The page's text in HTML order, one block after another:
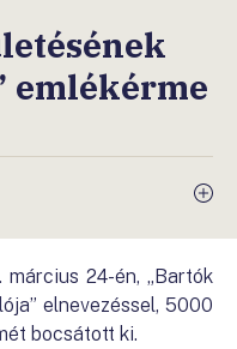
emlékérme
24-én, „Bartók
elnevezéssel, 5000
bocsátott ki.